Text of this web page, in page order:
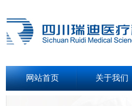
网站首页 关于我们